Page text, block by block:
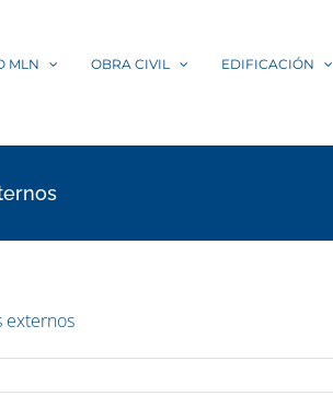
MLN OBRA CIVIL EDIFICACIÓN
externos